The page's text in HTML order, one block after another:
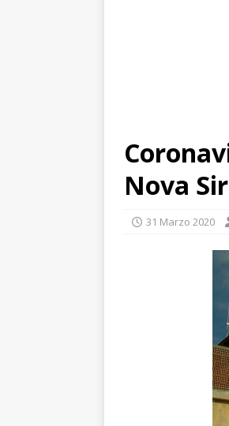
Nova
31 Marzo 2020